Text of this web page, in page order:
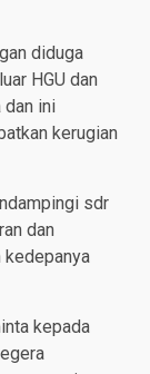
diduga
HGU dan
dan ini
kerugian
sdr
dan
kedepanya
kepada